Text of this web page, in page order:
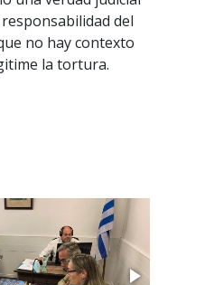
del
no hay contexto
la tortura.